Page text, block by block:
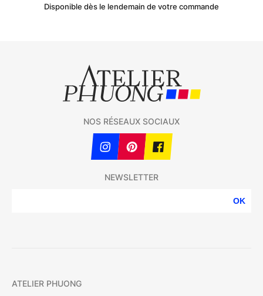
Disponible dès le lendemain de votre commande
NEWSLETTER
OK
NOS RÉSEAUX SOCIAUX
ATELIER PHUONG